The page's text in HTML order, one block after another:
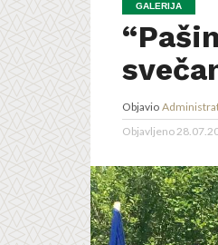
GALERIJA
Objavio
Objavljeno